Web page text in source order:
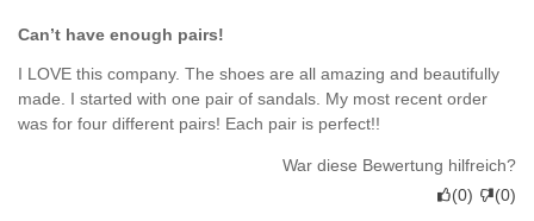
Can’t have enough pairs!
I LOVE this company. The shoes are all amazing and beautifully
made. I started with one pair of sandals. My most recent order
was for four different pairs! Each pair is perfect!!
War diese Bewertung hilfreich?
(0) (0)